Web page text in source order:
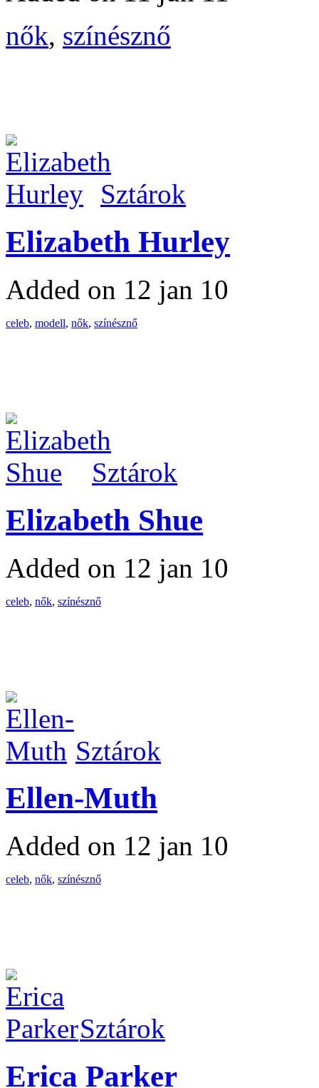
nők, színésznő
Sztárok
Elizabeth Hurley
Added on 12 jan 10
celeb, modell, nők, színésznő
Sztárok
Elizabeth Shue
Added on 12 jan 10
celeb, nők, színésznő
Sztárok
Ellen-Muth
Added on 12 jan 10
celeb, nők, színésznő
Sztárok
Erica Parker